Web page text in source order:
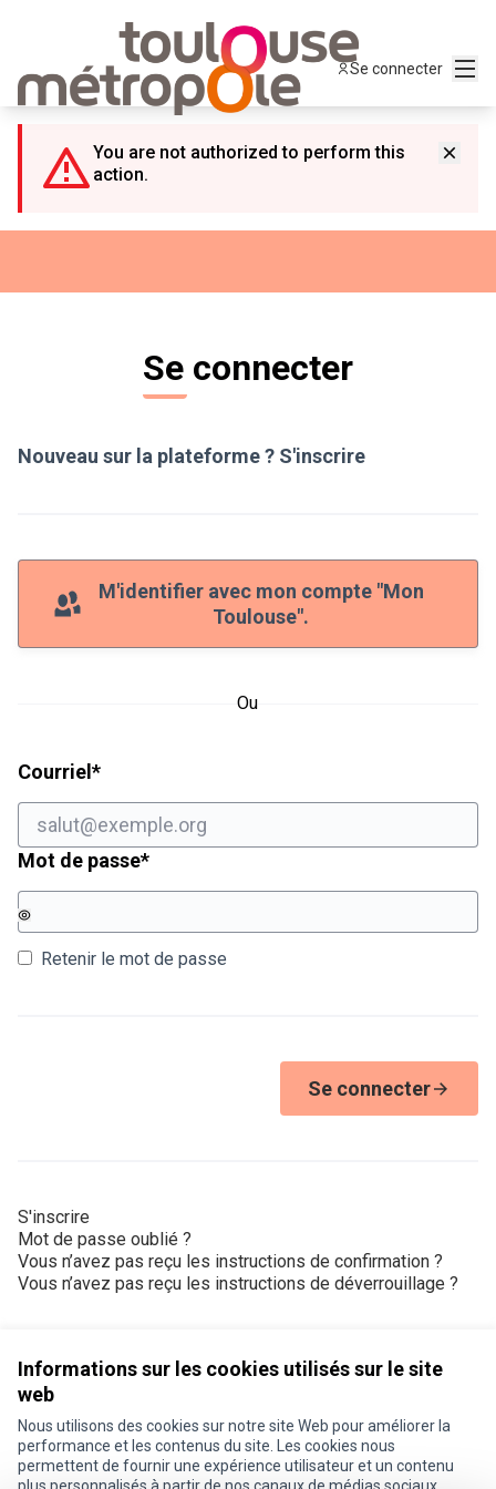
Informations sur les cookies utilisés sur le site
web
Nous utilisons des cookies sur notre site Web pour améliorer la
performance et les contenus du site. Les cookies nous
permettent de fournir une expérience utilisateur et un contenu
Se connecter
You are not authorized to perform this
action.
Se connecter
Nouveau sur la plateforme ? S'inscrire
M'identifier avec mon compte "Mon
Toulouse".
Ou
Courriel *Champ obligatoire
Mot de passe*Champ obligatoire
Retenir le mot de passe
Se connecter
S'inscrire
Mot de passe oublié ?
Vous n’avez pas reçu les instructions de confirmation ?
Vous n’avez pas reçu les instructions de déverrouillage ?
Conditions d'utilisation
Paramètres des cookies
Je participe ! sur X
Je participe ! sur Facebook
Je participe ! sur Instagram